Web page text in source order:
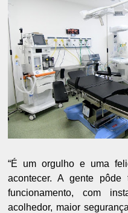
“É um orgulho e uma
acontecer. A gente
funcionamento, com
acolhedor, maior